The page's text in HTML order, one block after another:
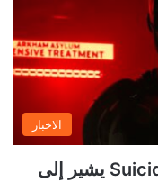
الاخبار
تلميح قوي في Suicide Squad يشير إلى